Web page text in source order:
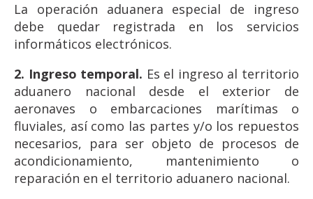
La operación aduanera especial de ingreso
debe quedar registrada en los servicios
informáticos electrónicos.
2. Ingreso temporal. Es el ingreso al territorio
aduanero nacional desde el exterior de
aeronaves o embarcaciones marítimas o
fluviales, así como las partes y/o los repuestos
necesarios, para ser objeto de procesos de
acondicionamiento, mantenimiento o
reparación en el territorio aduanero nacional.